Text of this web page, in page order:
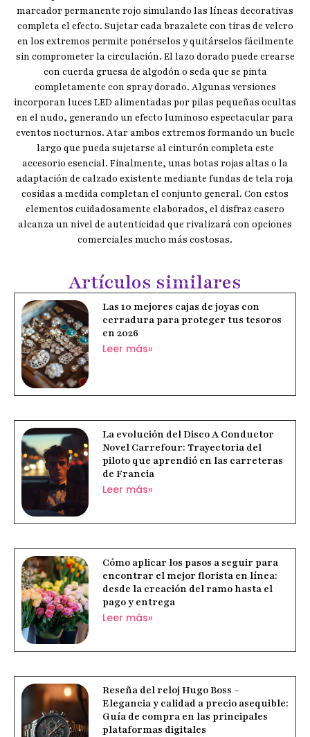
marcador permanente rojo simulando las líneas decorativas
completa el efecto. Sujetar cada brazalete con tiras de velcro
en los extremos permite ponérselos y quitárselos fácilmente
sin comprometer la circulación. El lazo dorado puede crearse
con cuerda gruesa de algodón o seda que se pinta
completamente con spray dorado. Algunas versiones
incorporan luces LED alimentadas por pilas pequeñas ocultas
en el nudo, generando un efecto luminoso espectacular para
eventos nocturnos. Atar ambos extremos formando un bucle
largo que pueda sujetarse al cinturón completa este
accesorio esencial. Finalmente, unas botas rojas altas o la
adaptación de calzado existente mediante fundas de tela roja
cosidas a medida completan el conjunto general. Con estos
elementos cuidadosamente elaborados, el disfraz casero
alcanza un nivel de autenticidad que rivalizará con opciones
comerciales mucho más costosas.
Artículos similares
Las 10 mejores cajas de joyas con
cerradura para proteger tus tesoros
en 2026
Leer más»
La evolución del Disco A Conductor
Novel Carrefour: Trayectoria del
piloto que aprendió en las carreteras
de Francia
Leer más»
Cómo aplicar los pasos a seguir para
encontrar el mejor florista en línea:
desde la creación del ramo hasta el
pago y entrega
Leer más»
Reseña del reloj Hugo Boss –
Elegancia y calidad a precio asequible:
Guía de compra en las principales
plataformas digitales